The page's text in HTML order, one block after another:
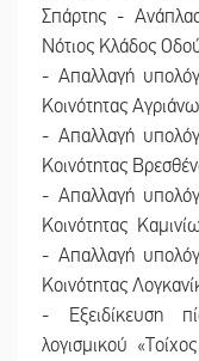
Σπάρτης -
Νότιος Κλάδος
- Απαλλαγή
Κοινότητας
- Απαλλαγή
Κοινότητας
- Απαλλαγή
Κοινότητας
- Απαλλαγή
Κοινότητας
- Εξειδίκευση
λογισμικού